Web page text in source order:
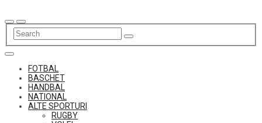
to
content
FOTBAL
BASCHET
HANDBAL
NATIONAL
ALTE SPORTURI
RUGBY